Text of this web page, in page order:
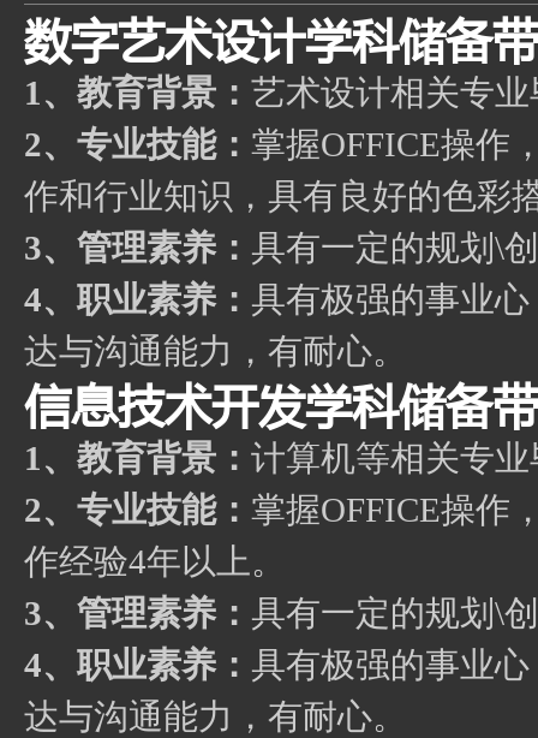
数字艺术设计学科储备
1、教育背景： 艺术设计相关专
2、专业技能： 掌握OFFICE操作
作和行业知识，具有良好的色彩
3、管理素养： 具有一定的规划\
4、职业素养： 具有极强的事业心
达与沟通能力，有耐心。
信息技术开发学科储备
1、教育背景： 计算机等相关专
2、专业技能： 掌握OFFICE操作
作经验4年以上。
3、管理素养： 具有一定的规划\
4、职业素养： 具有极强的事业心
达与沟通能力，有耐心。